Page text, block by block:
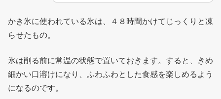
かき氷に使われている氷は、４８時間かけてじっくりと凍
らせたもの。
氷は削る前に常温の状態で置いておきます。すると、きめ
細かい口溶けになり、ふわふわとした食感を楽しめるよう
になるのです。